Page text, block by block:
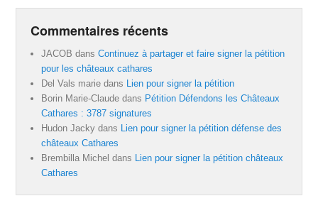
Commentaires récents
JACOB dansContinuez à partager et faire signer la pétition
pour les châteaux cathares
Del Vals marie dans Lien pour signer la pétition
Borin Marie-Claude dans Pétition Défendons les Châteaux
Cathares : 3787 signatures
Hudon Jacky dans Lien pour signer la pétition défense des
châteaux Cathares
Brembilla Michel dans Lien pour signer la pétition châteaux
Cathares